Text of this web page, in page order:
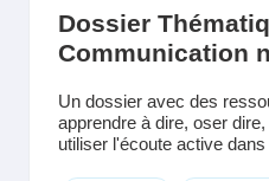
Dossier
Communication
Un dossier avec des
apprendre à dire, oser
utiliser l'écoute active